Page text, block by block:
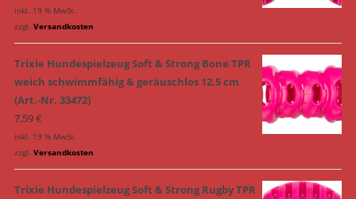
inkl. 19 % MwSt.
zzgl. Versandkosten
Trixie Hundespielzeug Soft & Strong Bone TPR
weich schwimmfähig & geräuschlos 12,5 cm
(Art.-Nr. 33472)
7,59€
inkl. 19 % MwSt.
zzgl. Versandkosten
Trixie Hundespielzeug Soft & Strong Rugby TPR